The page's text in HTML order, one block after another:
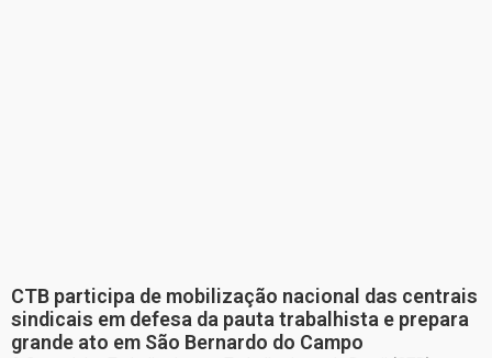
CTB participa de mobilização nacional das centrais
sindicais em defesa da pauta trabalhista e prepara
grande ato em São Bernardo do Campo